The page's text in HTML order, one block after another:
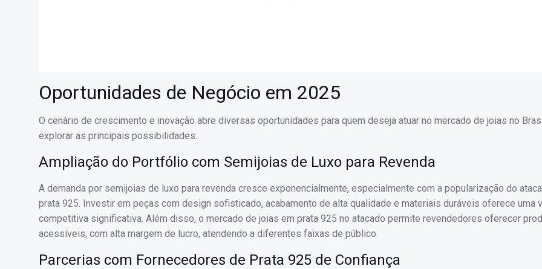
Oportunidades de Negócio em 2025
O cenário de crescimento e inovação abre diversas oportunidades para quem deseja atuar no mercado de joias no
explorar as principais possibilidades:
Ampliação do Portfólio com Semijoias de Luxo para Revenda
A demanda por semijoias de luxo para revenda cresce exponencialmente, especialmente com a popularização do
prata 925. Investir em peças com design sofisticado, acabamento de alta qualidade e materiais duráveis oferece uma
competitiva significativa. Além disso, o mercado de joias em prata 925 no atacado permite revendedores oferecer
acessíveis, com alta margem de lucro, atendendo a diferentes faixas de público.
Parcerias com Fornecedores de Prata 925 de Confiança